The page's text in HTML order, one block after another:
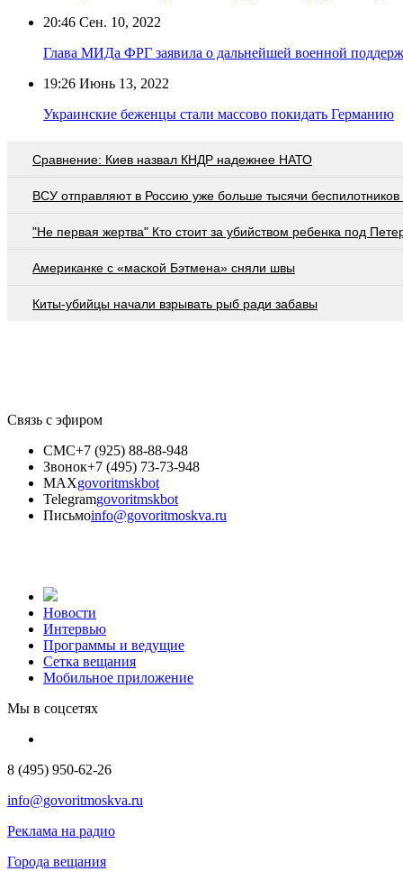
20:46 Сен. 10, 2022
Глава МИДа ФРГ заявила о дальнейшей военной
19:26 Июнь 13, 2022
Украинские беженцы стали массово покидать Германию
Сравнение: Киев назвал КНДР надежнее НАТО
ВСУ отправляют в Россию уже больше тысячи беспилотников
"Не первая жертва" Кто стоит за убийством ребенка под
Американке с «маской Бэтмена» сняли швы
Киты-убийцы начали взрывать рыб ради забавы
Связь с эфиром
СМС+7 (925) 88-88-948
Звонок+7 (495) 73-73-948
MAXgovoritmskbot
Telegramgovoritmskbot
Письмоinfo@govoritmoskva.ru
Новости
Интервью
Программы и ведущие
Сетка вещания
Мобильное приложение
Мы в соцсетях
8 (495) 950-62-26
info@govoritmoskva.ru
Реклама на радио
Города вещания